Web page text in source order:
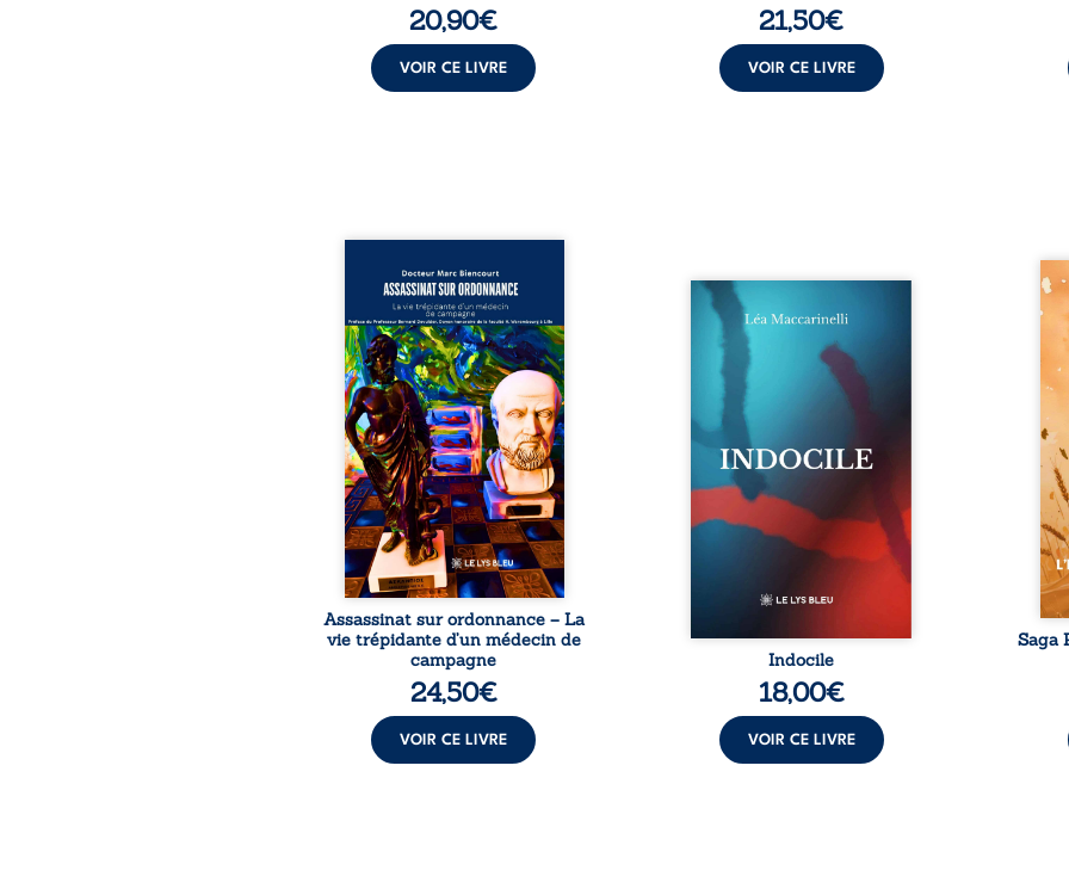
20,90€
VOIR CE LIVRE
21,50€
VOIR CE LIVRE
Assassinat sur ordonnance –
La vie trépidante d’un médecin
de campagne est la réédition
enrichie et actualisée du
témoignage du Docteur Marc
Biencourt, ancien médecin de
famille, qui revient sur son
parcours médical, syndical et
ordinal. Depuis septembre
2013, il raconte le long combat
qui l’a conduit à être écarté du
corps médical, malgré une
décision de première instance
Assassinat sur ordonnance – La
vie trépidante d’un médecin de
campagne
24,50€
VOIR CE LIVRE
Quatre parties. Quatre refus.
Quatre visages d’une existence
en friction. Entre les silences
qu’on ne déchiffre pas, les
amours qu’on dérange, les
corps qu’on administre et les
liens qu’on sabote, cet ouvrage
parle à celles et ceux qui
vivent trop fort, trop vrai, trop
tôt. Indocile est une traversée.
Une langue nue. Une
insurrection calme. Une
déclaration d’existence pour ...
Indocile
18,00€
VOIR CE LIVRE
son
Saga